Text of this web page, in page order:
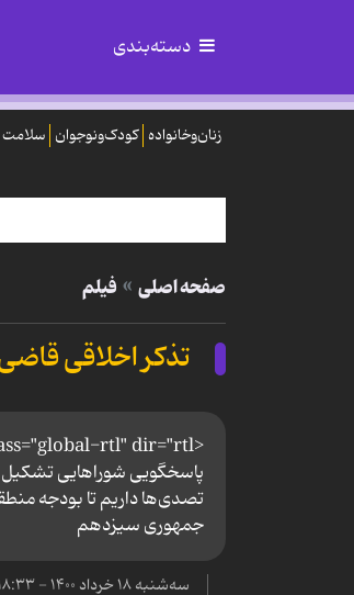
دسته‌بندی
زنان‌وخانواده کودک‌ونوجوان سلامت
صفحه اصلی فیلم
تذکر اخلاقی
پاسخگویی شوراهایی
تصدی‌ها داریم تا بودجه
جمهوری سیزدهم
سه‌شنبه ۱۸ خرداد ۱۴۰۰ - ۱۸:۳۳